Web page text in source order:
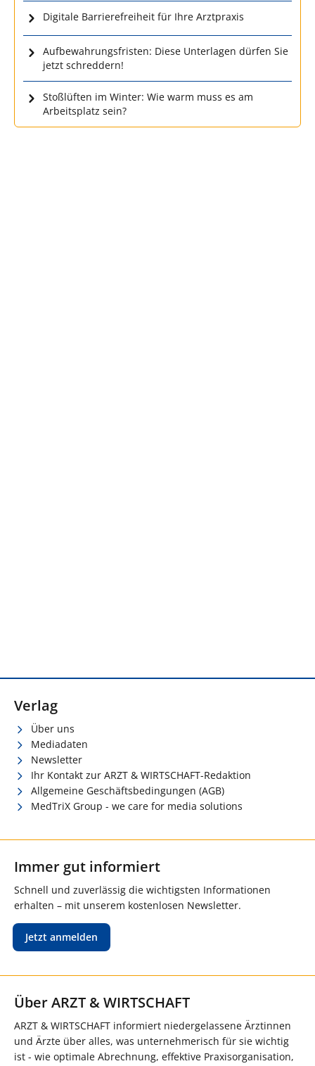
Digitale Barrierefreiheit für Ihre Arztpraxis
Aufbewahrungsfristen: Diese Unterlagen dürfen Sie
jetzt schreddern!
Stoßlüften im Winter: Wie warm muss es am
Arbeitsplatz sein?
Verlag
Über uns
Mediadaten
Newsletter
Ihr Kontakt zur ARZT & WIRTSCHAFT-Redaktion
Allgemeine Geschäftsbedingungen (AGB)
MedTriX Group - we care for media solutions
Immer gut informiert
Schnell und zuverlässig die wichtigsten Informationen
erhalten – mit unserem kostenlosen Newsletter.
Jetzt anmelden
Über ARZT & WIRTSCHAFT
ARZT & WIRTSCHAFT informiert niedergelassene Ärztinnen
und Ärzte über alles, was unternehmerisch für sie wichtig
ist - wie optimale Abrechnung, effektive Praxisorganisation,